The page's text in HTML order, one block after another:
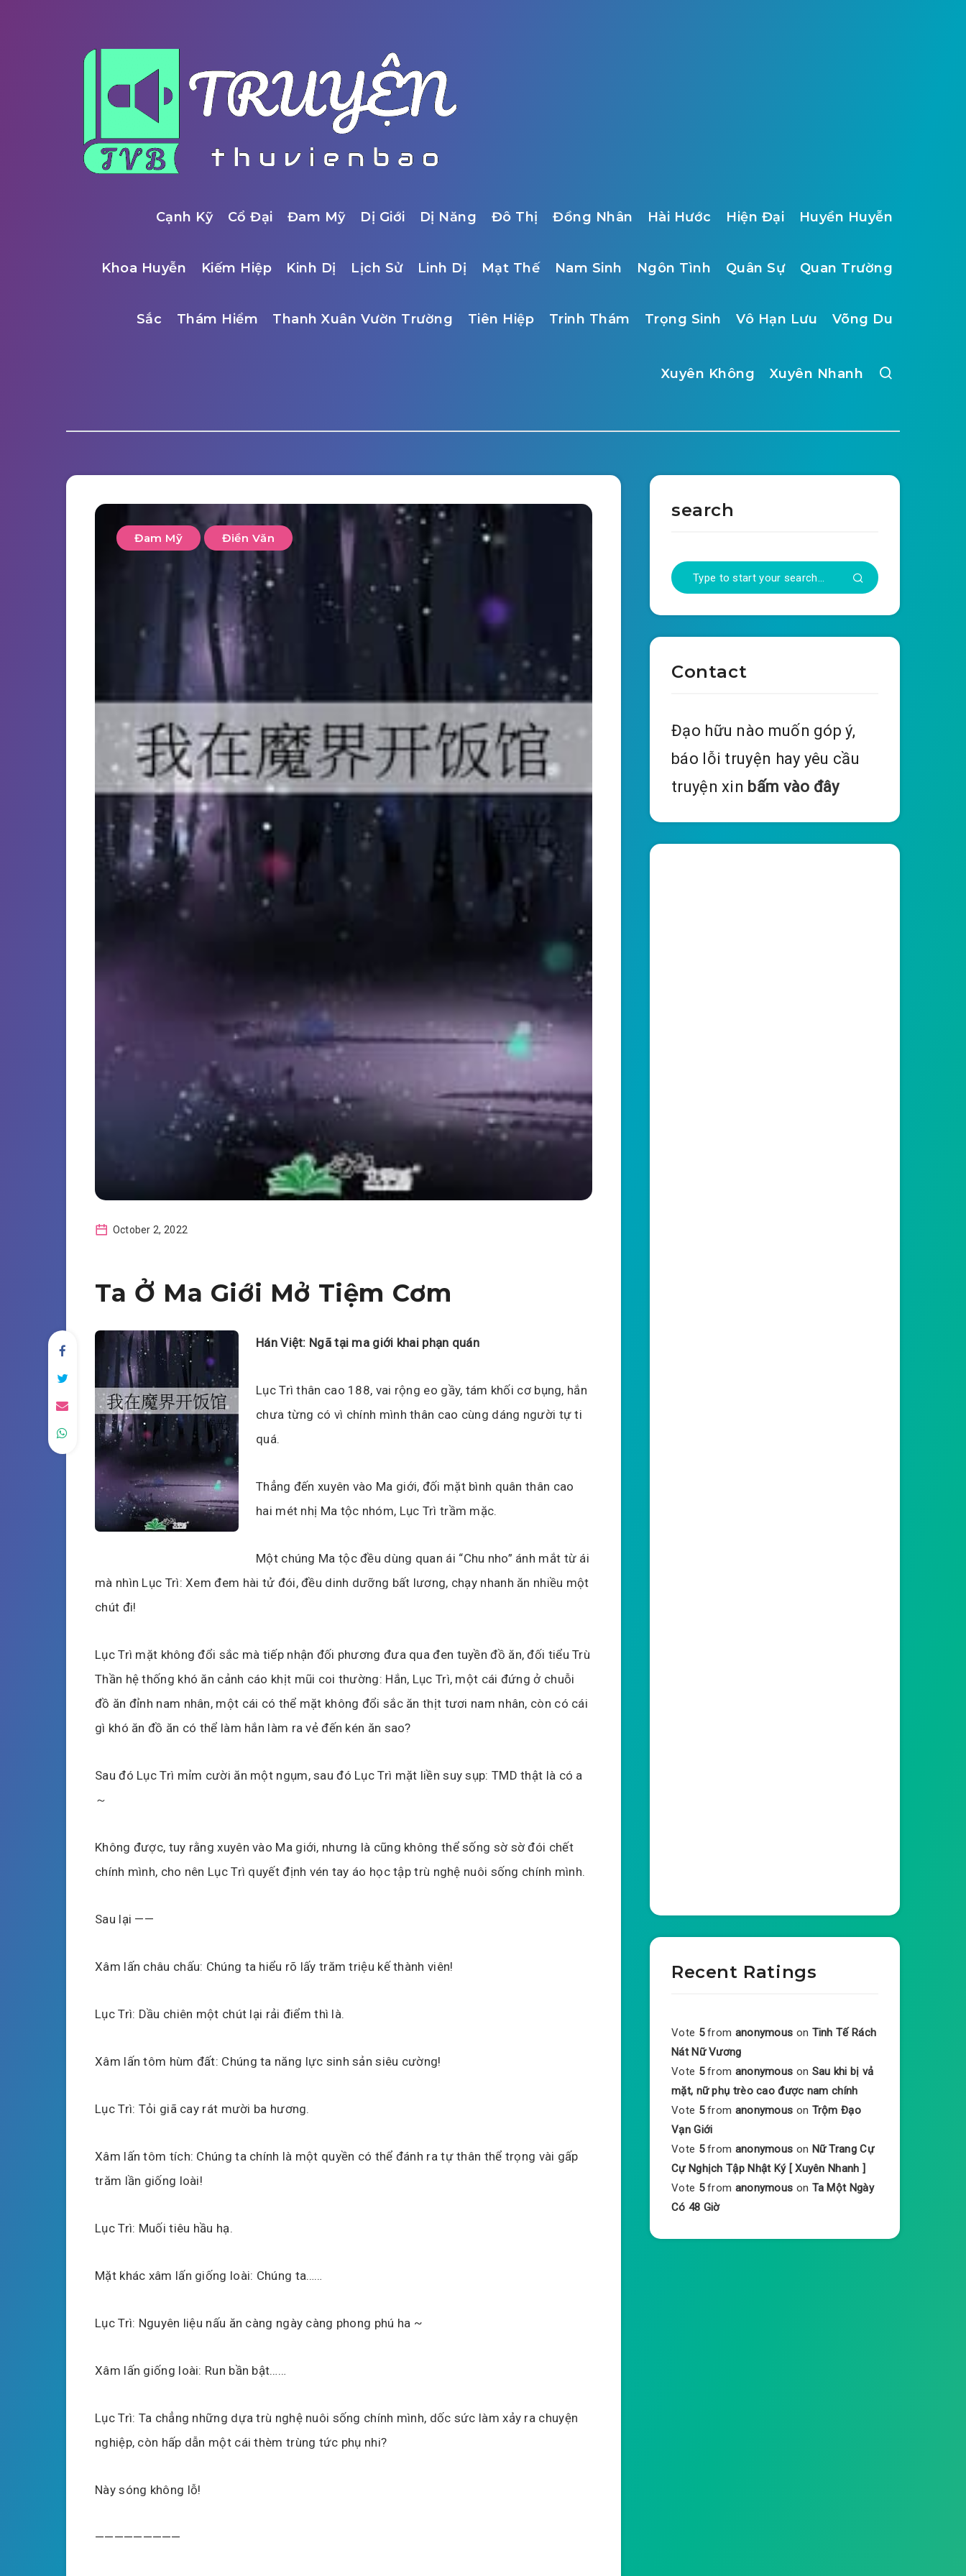
Cạnh Kỹ Cổ Đại Đam Mỹ Dị Giới Dị Năng Đô Thị Đồng Nhân Hài Hước Hiện Đại Huyền Huyễn
Khoa Huyễn Kiếm Hiệp Kinh Dị Lịch Sử Linh Dị Mạt Thế Nam Sinh Ngôn Tình Quân Sự Quan Trường
Sắc Thám Hiểm Thanh Xuân Vườn Trường Tiên Hiệp Trinh Thám Trọng Sinh Vô Hạn Lưu Võng Du
Xuyên Không Xuyên Nhanh
Đam Mỹ Điền Văn
October 2, 2022
Ta Ở Ma Giới Mở Tiệm Cơm
Hán Việt: Ngã tại ma giới khai phạn quán
Lục Trì thân cao 188, vai rộng eo gầy, tám khối cơ bụng, hắn
chưa từng có vì chính mình thân cao cùng dáng người tự ti
quá.
Thẳng đến xuyên vào Ma giới, đối mặt bình quân thân cao
hai mét nhị Ma tộc nhóm, Lục Trì trầm mặc.
Một chúng Ma tộc đều dùng quan ái “Chu nho” ánh mắt từ ái
mà nhìn Lục Trì: Xem đem hài tử đói, đều dinh dưỡng bất lương, chạy nhanh ăn nhiều một
chút đi!
Lục Trì mặt không đổi sắc mà tiếp nhận đối phương đưa qua đen tuyền đồ ăn, đối tiểu Trù
Thần hệ thống khó ăn cảnh cáo khịt mũi coi thường: Hắn, Lục Trì, một cái đứng ở chuỗi
đồ ăn đỉnh nam nhân, một cái có thể mặt không đổi sắc ăn thịt tươi nam nhân, còn có cái
gì khó ăn đồ ăn có thể làm hắn làm ra vẻ đến kén ăn sao?
Sau đó Lục Trì mỉm cười ăn một ngụm, sau đó Lục Trì mặt liền suy sụp: TMD thật là có a
～
Không được, tuy rằng xuyên vào Ma giới, nhưng là cũng không thể sống sờ sờ đói chết
chính mình, cho nên Lục Trì quyết định vén tay áo học tập trù nghệ nuôi sống chính mình.
Sau lại ——
Xâm lấn châu chấu: Chúng ta hiểu rõ lấy trăm triệu kế thành viên!
Lục Trì: Dầu chiên một chút lại rải điểm thì là.
Xâm lấn tôm hùm đất: Chúng ta năng lực sinh sản siêu cường!
Lục Trì: Tỏi giã cay rát mười ba hương.
Xâm lấn tôm tích: Chúng ta chính là một quyền có thể đánh ra tự thân thể trọng vài gấp
trăm lần giống loài!
Lục Trì: Muối tiêu hầu hạ.
Mặt khác xâm lấn giống loài: Chúng ta……
Lục Trì: Nguyên liệu nấu ăn càng ngày càng phong phú ha ~
Xâm lấn giống loài: Run bần bật……
Lục Trì: Ta chẳng những dựa trù nghệ nuôi sống chính mình, dốc sức làm xảy ra chuyện
nghiệp, còn hấp dẫn một cái thèm trùng tức phụ nhi?
Này sóng không lỗ!
—————————
search
Contact
Đạo hữu nào muốn góp ý,
báo lỗi truyện hay yêu cầu
truyện xin bấm vào đây
Recent Ratings
Vote 5 from anonymous on Tinh Tế Rách
Nát Nữ Vương
Vote 5 from anonymous on Sau khi bị vả
mặt, nữ phụ trèo cao được nam chính
Vote 5 from anonymous on Trộm Đạo
Vạn Giới
Vote 5 from anonymous on Nữ Trang Cự
Cự Nghịch Tập Nhật Ký [ Xuyên Nhanh ]
Vote 5 from anonymous on Ta Một Ngày
Có 48 Giờ